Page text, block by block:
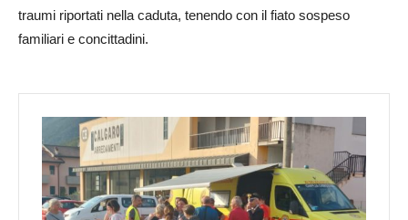
traumi riportati nella caduta, tenendo con il fiato sospeso
familiari e concittadini.